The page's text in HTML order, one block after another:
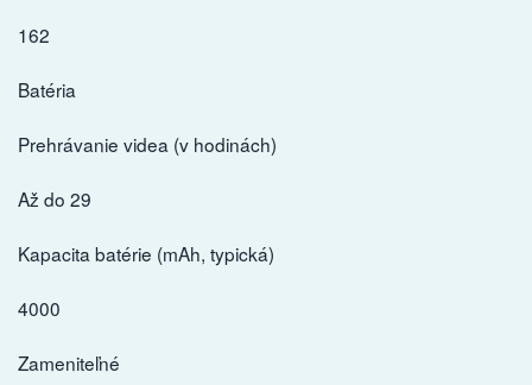
162
Batéria
Prehrávanie videa (v hodinách)
Až do 29
Kapacita batérie (mAh, typická)
4000
Zameniteľné